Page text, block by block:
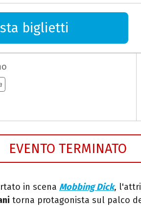
biglietti
EVENTO TERMINATO
in scena Mobbing Dick,
torna protagonista sul palco